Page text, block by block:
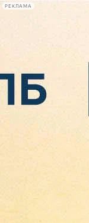
РЕКЛАМА
Сегодня: